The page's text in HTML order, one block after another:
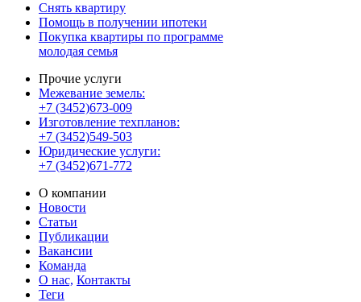
Снять квартиру
Помощь в получении ипотеки
Покупка квартиры по программе
молодая семья
Прочие услуги
Межевание земель:
+7 (3452)673-009
Изготовление техпланов:
+7 (3452)549-503
Юридические услуги:
+7 (3452)671-772
О компании
Новости
Статьи
Публикации
Вакансии
Команда
О нас, Контакты
Теги